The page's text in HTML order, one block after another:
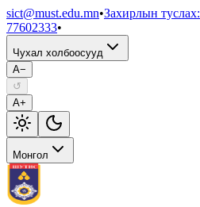
sict@must.edu.mn•Захирлын туслах:
77602333•
Чухал холбоосууд
A−
↺
A+
Монгол